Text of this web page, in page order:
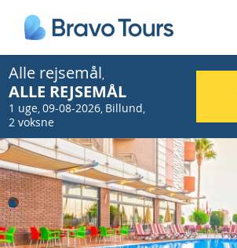
Alle rejsemål,
ALLE REJSEMÅL
1 uge,09-08-2026, Billund,
2 voksne
Prev